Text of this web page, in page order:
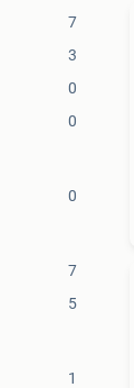
7
3
0
0
0
7
5
1